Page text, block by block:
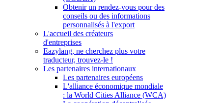
Obtenir un rendez-vous pour des
conseils ou des informations
personnalisés à l'export
L'accueil des créateurs
d'entreprises
Eazylang, ne cherchez plus votre
traducteur, trouvez-le !
Les partenaires internationaux
Les partenaires européens
L'alliance économique mondiale
: la World Cities Alliance (WCA)